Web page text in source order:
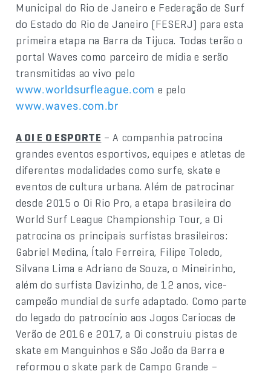
Municipal do Rio de Janeiro e Federação de Surf
do Estado do Rio de Janeiro (FESERJ) para esta
primeira etapa na Barra da Tijuca. Todas terão o
portal Waves como parceiro de mídia e serão
transmitidas ao vivo pelo
www.worldsurfleague.com e pelo
www.waves.com.br
A OI E O ESPORTE – A companhia patrocina
grandes eventos esportivos, equipes e atletas de
diferentes modalidades como surfe, skate e
eventos de cultura urbana. Além de patrocinar
desde 2015 o Oi Rio Pro, a etapa brasileira do
World Surf League Championship Tour, a Oi
patrocina os principais surfistas brasileiros:
Gabriel Medina, Ítalo Ferreira, Filipe Toledo,
Silvana Lima e Adriano de Souza, o Mineirinho,
além do surfista Davizinho, de 12 anos, vice-
campeão mundial de surfe adaptado. Como parte
do legado do patrocínio aos Jogos Cariocas de
Verão de 2016 e 2017, a Oi construiu pistas de
skate em Manguinhos e São João da Barra e
reformou o skate park de Campo Grande –